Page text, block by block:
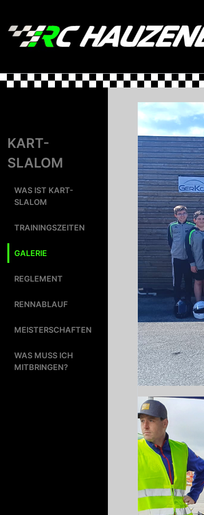
springen
KART-
SLALOM
WAS IST KART-
SLALOM
TRAININGSZEITEN
GALERIE
REGLEMENT
RENNABLAUF
MEISTERSCHAFTEN
WAS MUSS ICH
MITBRINGEN?